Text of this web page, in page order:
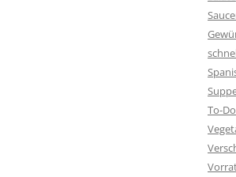
To-